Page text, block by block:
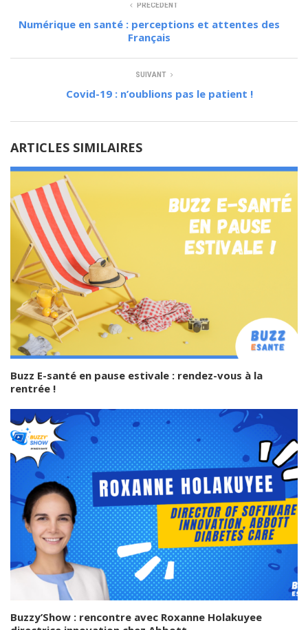
PRÉCÉDENT
Numérique en santé : perceptions et attentes des
Français
SUIVANT
Covid-19 : n’oublions pas le patient !
ARTICLES SIMILAIRES
Buzz E-santé en pause estivale : rendez-vous à la
rentrée !
Buzzy’Show : rencontre avec Roxanne Holakuyee